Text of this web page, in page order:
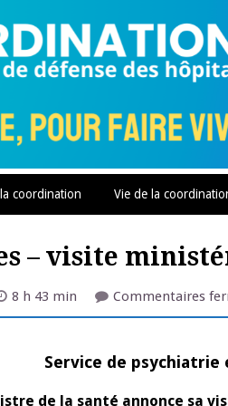
coordination Vie de la
– visite
8 h 43 min Commentaires
Service de psychiatrie
de la santé annonce sa